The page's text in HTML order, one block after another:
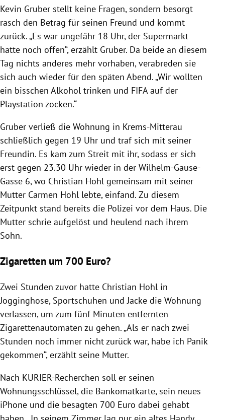
Kevin Gruber stellt keine Fragen, sondern besorgt
rasch den Betrag für seinen Freund und kommt
zurück. „Es war ungefähr 18 Uhr, der Supermarkt
hatte noch offen“, erzählt Gruber. Da beide an diesem
Tag nichts anderes mehr vorhaben, verabreden sie
sich auch wieder für den späten Abend. „Wir wollten
ein bisschen Alkohol trinken und FIFA auf der
Playstation zocken.“
Gruber verließ die Wohnung in Krems-Mitterau
schließlich gegen 19 Uhr und traf sich mit seiner
Freundin. Es kam zum Streit mit ihr, sodass er sich
erst gegen 23.30 Uhr wieder in der Wilhelm-Gause-
Gasse 6, wo Christian Hohl gemeinsam mit seiner
Mutter Carmen Hohl lebte, einfand. Zu diesem
Zeitpunkt stand bereits die Polizei vor dem Haus. Die
Mutter schrie aufgelöst und heulend nach ihrem
Sohn.
Zigaretten um 700 Euro?
Zwei Stunden zuvor hatte Christian Hohl in
Jogginghose, Sportschuhen und Jacke die Wohnung
verlassen, um zum fünf Minuten entfernten
Zigarettenautomaten zu gehen. „Als er nach zwei
Stunden noch immer nicht zurück war, habe ich Panik
gekommen“, erzählt seine Mutter.
Nach KURIER-Recherchen soll er seinen
Wohnungsschlüssel, die Bankomatkarte, sein neues
iPhone und die besagten 700 Euro dabei gehabt